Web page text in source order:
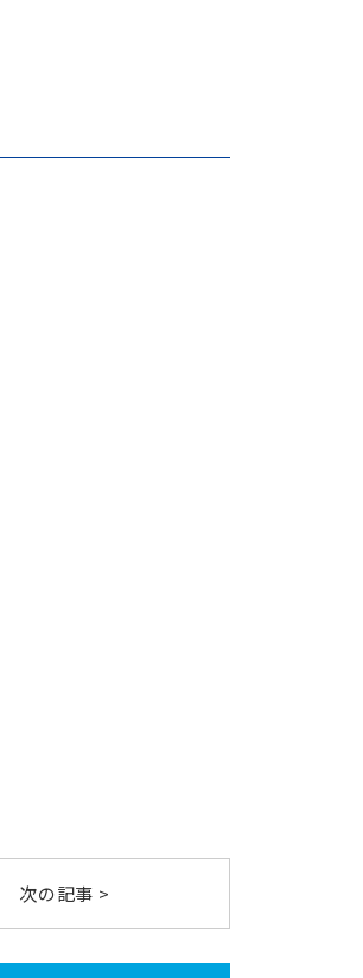
次の記事 >